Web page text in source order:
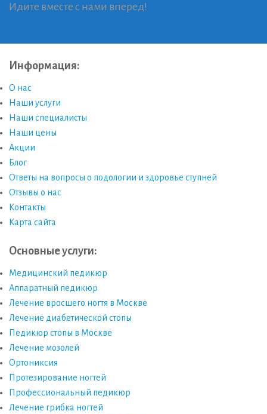
Идите вместе с нами вперед!
Информация:
О нас
Наши услуги
Наши специалисты
Наши цены
Акции
Блог
Ответы на вопросы о подологии и здоровье ступней
Отзывы о нас
Контакты
Карта сайта
Основные услуги:
Медицинский педикюр
Аппаратный педикюр
Лечение вросшего ногтя в Москве
Лечение диабетической стопы
Педикюр стопы в Москве
Лечение мозолей
Ортониксия
Протезирование ногтей
Профессиональный педикюр
Лечение грибка ногтей